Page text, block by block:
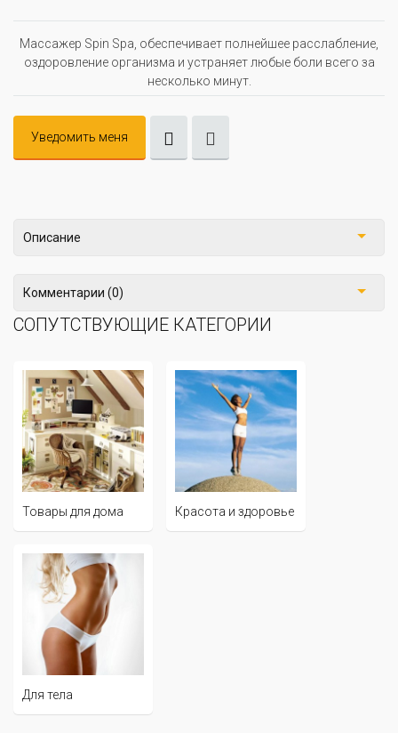
Массажер Spin Spa, обеспечивает полнейшее расслабление,
оздоровление организма и устраняет любые боли всего за
несколько минут.
Уведомить меня
Описание
Комментарии (0)
СОПУТСТВУЮЩИЕ КАТЕГОРИИ
Товары для дома Красота и здоровье
Для тела